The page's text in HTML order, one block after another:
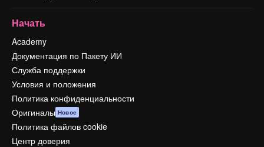
Начать
Academy
Документация по Пакету ИИ
Служба поддержки
Условия и положения
Политика конфиденциальности
Оригиналы Новое
Политика файлов cookie
Центр доверия